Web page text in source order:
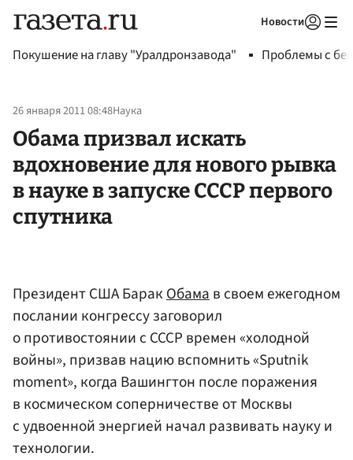
Новости
Покушение на главу "Уралдронзавода" Проблемы с
26 января 2011 08:48Наука
Обама призвал искать
вдохновение для нового рывка
в науке в запуске СССР первого
спутника
Президент США БаракОбамав своем ежегодном
послании конгрессу заговорил
о противостоянии с СССР времен «холодной
войны», призвав нацию вспомнить «Sputnik
moment», когда Вашингтон после поражения
в космическом соперничестве от Москвы
с удвоенной энергией начал развивать науку и
технологии.